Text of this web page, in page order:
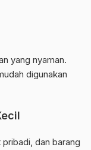
yang nyaman.
digunakan
dan barang